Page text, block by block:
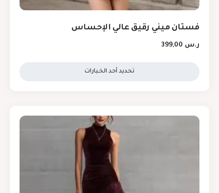
فستان ميني رقيق عالي الإحساس
ر.س
تحديد أحد الخيارات